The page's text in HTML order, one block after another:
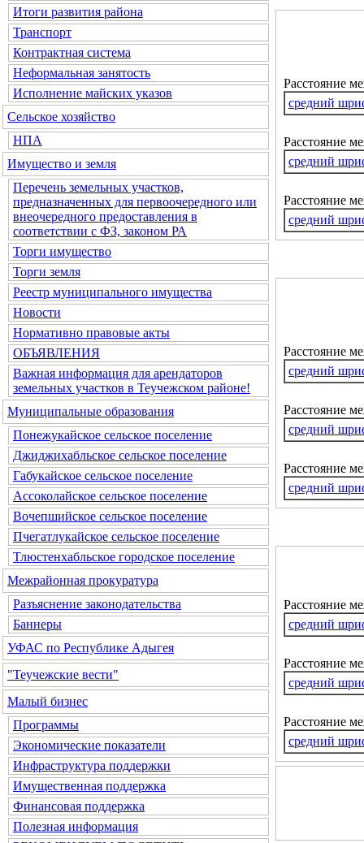
Итоги развития района
Транспорт
Контрактная система
Неформальная занятость
Исполнение майских указов
Сельское хозяйство
НПА
Имущество и земля
Перечень земельных участков,
предназначенных для первоочередного или
внеочередного предоставления в
соответствии с ФЗ, законом РА
Торги имущество
Торги земля
Реестр муниципального имущества
Новости
Нормативно правовые акты
ОБЪЯВЛЕНИЯ
Важная информация для арендаторов
земельных участков в Теучежском районе!
Муниципальные образования
Понежукайское сельское поселение
Джиджихабльское сельское поселение
Габукайское сельское поселение
Ассоколайское сельское поселение
Вочепшийское сельское поселение
Пчегатлукайское сельское поселение
Тлюстенхабльское городское поселение
Межрайонная прокуратура
Разъяснение законодательства
Баннеры
УФАС по Республике Адыгея
"Теучежские вести"
Малый бизнес
Программы
Экономические показатели
Инфраструктура поддержки
Имущественная поддержка
Финансовая поддержка
Полезная информация
Расстояние
средний
Расстояние
средний
Расстояние
средний
Расстояние
средний
Расстояние
средний
Расстояние
средний
Расстояние
средний
Расстояние
средний
Расстояние
средний